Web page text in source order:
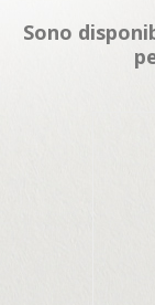
Sono